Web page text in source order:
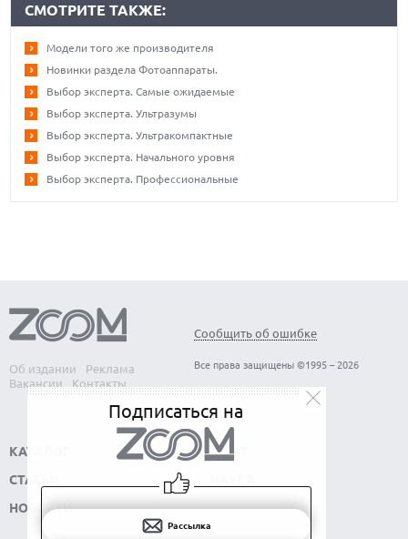
СМОТРИТЕ ТАКЖЕ:
Модели того же производителя
Новинки раздела Фотоаппараты.
Выбор эксперта. Самые ожидаемые
Выбор эксперта. Ультразумы
Выбор эксперта. Ультракомпактные
Выбор эксперта. Начального уровня
Выбор эксперта. Профессиональные
Об издании
Реклама
Вакансии
Контакты
Сообщить об ошибке
Все права защищены ©1995 – 2026
КАТАЛОГ
СТАТЬИ
НОВОСТИ
СОФТ
Подписаться на
Рассылка